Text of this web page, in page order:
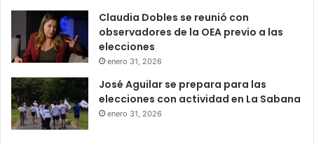
Claudia Dobles se reunió con
observadores de la OEA previo a las
elecciones
enero 31, 2026
José Aguilar se prepara para las
elecciones con actividad en La Sabana
enero 31, 2026